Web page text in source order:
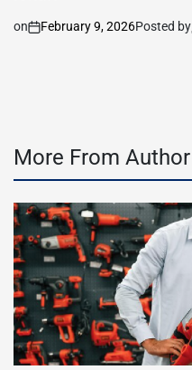
on February 9, 2026Posted by
More From Author